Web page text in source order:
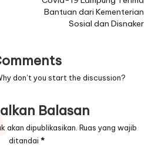
Bantuan dari Kementerian
Sosial dan Disnaker
don’t you start the discussion?
Balasan
akan dipublikasikan. Ruas yang wajib
ditandai *